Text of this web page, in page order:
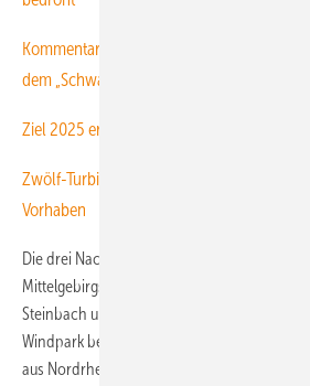
Kommentar: Polemik gegen
dem „Schwachwind“
Ziel 2025 erreicht: München versorgt sich
Zwölf-Turbinen-Hochleistungsfeld bei
Vorhaben
Die drei Nachbargemeinden des Standorts
Mittelgebirgsregion Thüringer Wald/
Steinbach und Ludwigsstadt, werden sich
Windpark beteiligen.
aus Nordrhein-Westfalen, das sich eine